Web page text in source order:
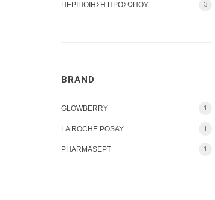
ΠΕΡΙΠΟΙΗΣΗ ΠΡΟΣΩΠΟΥ 3
BRAND
GLOWBERRY 1
LA ROCHE POSAY 1
PHARMASEPT 1